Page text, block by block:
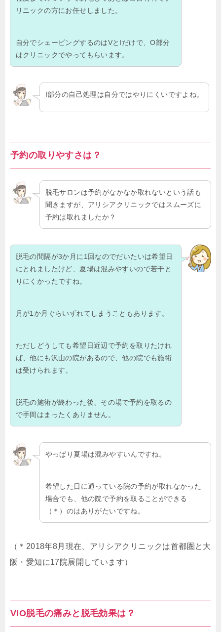
リニックの方にお任せしました。
自分でシェービングするのはVとIだけで、O部分
はクリニックでやってもらいます。
I部分の自己処理は自分ではやりにくいですよね。
予約の取りやすさは？
脱毛サロンは予約がなかなか取れないという話も
聞きますが、アリシアクリニックではスムーズに
予約は取れましたか？
脱毛の間隔が3か月に1回なのでだいたいは希望日
にとれましたけど、夏場は混みやすいので若干と
りにくかったですね。
月が1か月ぐらいずれてしまうこともあります。
ただしどうしても希望日近辺で予約を取りたけれ
ば、他にも沢山の院があるので、他の院でも施術
は受けられます。
脱毛の施術が終わった後、その場で予約を取るの
で手間はまったくありません。
やっぱり夏場は混みやすいんですね。
希望した日に通っている院の予約が取れなかった
場合でも、他の院で予約を取ることができる
（＊）のはありがたいですね。
（＊2018年8月現在、アリシアクリニックは首都圏と大
阪・愛知に17院展開しています）
VIO脱毛の痛みと脱毛効果は？